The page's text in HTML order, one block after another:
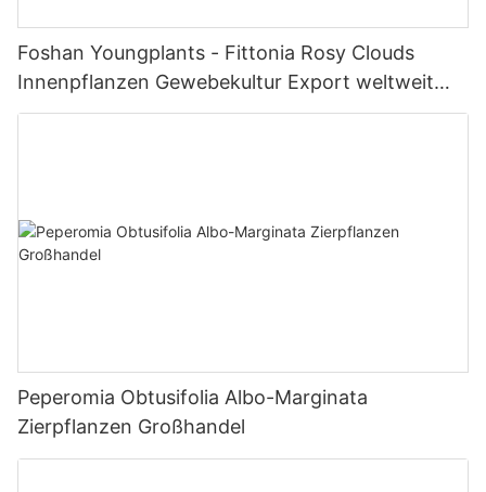
Foshan Youngplants - Fittonia Rosy Clouds
Innenpflanzen Gewebekultur Export weltweit
Fittonia
Peperomia Obtusifolia Albo-Marginata
Zierpflanzen Großhandel